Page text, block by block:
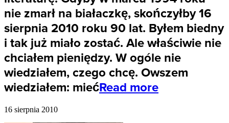
nie zmarł na białaczkę, skończyłby 16
sierpnia 2010 roku 90 lat. Byłem biedny
i tak już miało zostać. Ale właściwie nie
chciałem pieniędzy. W ogóle nie
wiedziałem, czego chcę. Owszem
wiedziałem: miećRead more
16 sierpnia 2010